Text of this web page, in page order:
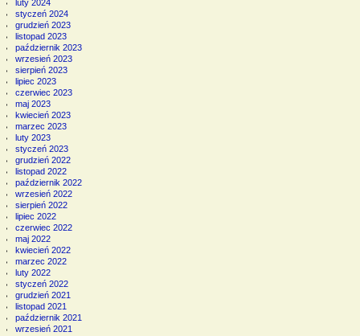
luty 2024
styczeń 2024
grudzień 2023
listopad 2023
październik 2023
wrzesień 2023
sierpień 2023
lipiec 2023
czerwiec 2023
maj 2023
kwiecień 2023
marzec 2023
luty 2023
styczeń 2023
grudzień 2022
listopad 2022
październik 2022
wrzesień 2022
sierpień 2022
lipiec 2022
czerwiec 2022
maj 2022
kwiecień 2022
marzec 2022
luty 2022
styczeń 2022
grudzień 2021
listopad 2021
październik 2021
wrzesień 2021